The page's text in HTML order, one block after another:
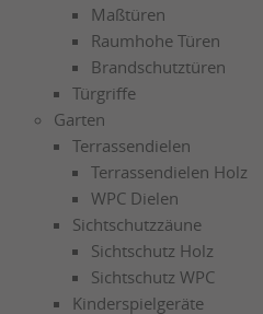
Maßtüren
Raumhohe Türen
Brandschutztüren
Türgriffe
Garten
Terrassendielen
Terrassendielen Holz
WPC Dielen
Sichtschutzzäune
Sichtschutz Holz
Sichtschutz WPC
Kinderspielgeräte